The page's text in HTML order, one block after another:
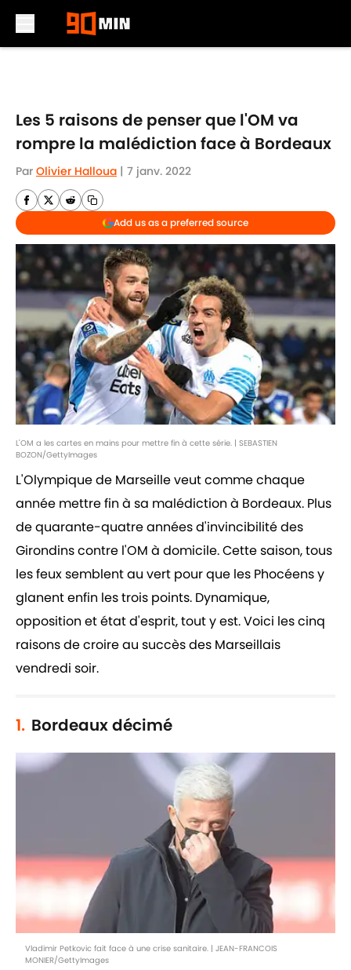
Les 5 raisons de penser que l'OM va
rompre la malédiction face à Bordeaux
Par Olivier Halloua | 7 janv. 2022
Add us as a preferred source
L'OM a les cartes en mains pour mettre fin à cette série. | SEBASTIEN
BOZON/GettyImages
L'Olympique de Marseille veut comme chaque
année mettre fin à sa malédiction à Bordeaux. Plus
de quarante-quatre années d'invincibilité des
Girondins contre l'OM à domicile. Cette saison, tous
les feux semblent au vert pour que les Phocéens y
glanent enfin les trois points. Dynamique,
opposition et état d'esprit, tout y est. Voici les cinq
raisons de croire au succès des Marseillais
vendredi soir.
1. Bordeaux décimé
Vladimir Petkovic fait face à une crise sanitaire. | JEAN-FRANCOIS
MONIER/GettyImages